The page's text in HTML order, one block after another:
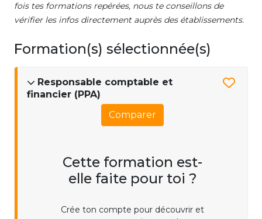
fois tes formations repérées, nous te conseillons de
vérifier les infos directement auprès des établissements.
Formation(s) sélectionnée(s)
Responsable comptable et
financier (PPA)
Comparer
Cette formation est-
elle faite pour toi ?
Crée ton compte pour découvrir et